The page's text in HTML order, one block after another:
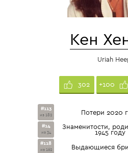
Кен
Uriah
302 +100
#113
из 182 Потери 2020
#14
из 34
Знаменитости,
1945 году
#118
из 162 Выдающиеся